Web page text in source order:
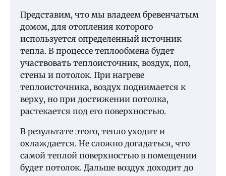
Представим, что мы владеем бревенчатым
домом, для отопления которого
используется определенный источник
тепла. В процессе теплообмена будет
участвовать теплоисточник, воздух, пол,
стены и потолок. При нагреве
теплоисточника, воздух поднимается к
верху, но при достижении потолка,
растекается под его поверхностью.
В результате этого, тепло уходит и
охлаждается. Не сложно догадаться, что
самой теплой поверхностью в помещении
будет потолок. Дальше воздух доходит до